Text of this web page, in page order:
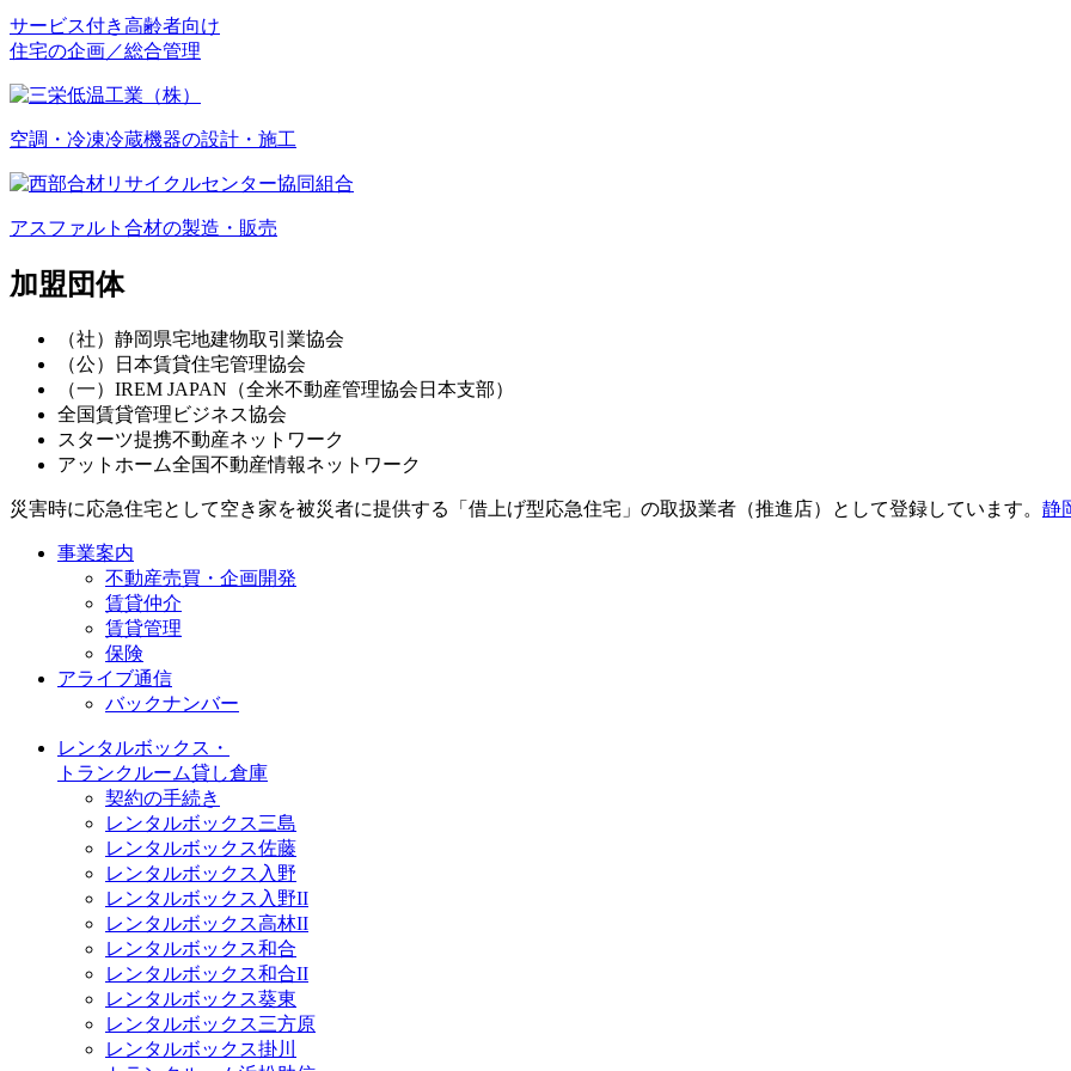
サービス付き高齢者向け
住宅の企画／総合管理
空調・冷凍冷蔵機器の設計・施工
アスファルト合材の製造・販売
加盟団体
（社）静岡県宅地建物取引業協会
（公）日本賃貸住宅管理協会
（一）IREM JAPAN（全米不動産管理協会日本支部）
全国賃貸管理ビジネス協会
スターツ提携不動産ネットワーク
アットホーム全国不動産情報ネットワーク
災害時に応急住宅として空き家を被災者に提供する「借上げ型応急住宅」の取扱業者（推進店）として登録しています。 静
事業案内
不動産売買・企画開発
賃貸仲介
賃貸管理
保険
アライブ通信
バックナンバー
レンタルボックス・
トランクルーム貸し倉庫
契約の手続き
レンタルボックス三島
レンタルボックス佐藤
レンタルボックス入野
レンタルボックス入野II
レンタルボックス高林II
レンタルボックス和合
レンタルボックス和合II
レンタルボックス葵東
レンタルボックス三方原
レンタルボックス掛川